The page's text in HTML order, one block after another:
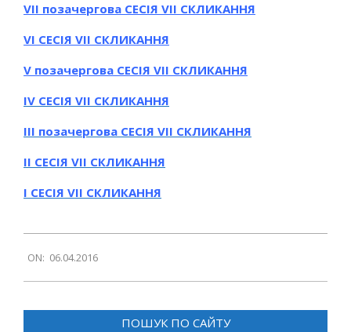
VІI позачергова СЕСІЯ VII СКЛИКАННЯ
VІ СЕСІЯ VII СКЛИКАННЯ
V позачергова СЕСІЯ VII СКЛИКАННЯ
IV СЕСІЯ VIІ СКЛИКАННЯ
III позачергова СЕСІЯ VIІ СКЛИКАННЯ
ІI СЕСІЯ VIІ СКЛИКАННЯ
І СЕСІЯ VIІ СКЛИКАННЯ
04-
06
ON: 06.04.2016
ПОШУК ПО САЙТУ